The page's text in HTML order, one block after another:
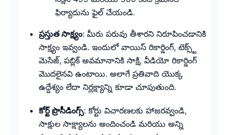
ఫిర్యాదును ఫైల్ చేయండి.
ప్రస్తుత సాక్ష్యం: మీరు పరువు తీశారని నిరూపించడానికి
సాక్ష్యం ఇవ్వండి. ఇందులో వాయిస్ రికార్డింగ్, టెక్స్ట్
మెసేజ్, పబ్లిక్ అవమానానికి సాక్షి, వీడియో రికార్డింగ్
మొదలైనవి ఉంటాయి. అలాగే ప్రతివాది యొక్క
ఉద్దేశ్యం లేదా నిర్లక్ష్యాన్ని కూడా చూపుతుంది.
కోర్ట్ ప్రొసీడింగ్స్: కోర్టు విచారణలకు హాజరవ్వండి,
సాక్షుల సాక్ష్యాలను అందించండి మరియు అన్ని